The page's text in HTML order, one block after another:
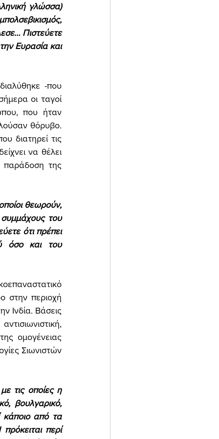
γλώσσα)
Πιστεύετε
Ευρασία και
-που
οι ταγοί
που ήταν
θόρυβο.
διατηρεί τις
να θέλει
παράδοση της
θεωρούν,
του
ότι πρέπει
όσο και του
στην περιοχή
Ινδία. Βάσεις
ομογένειας
Σιωνιστών
τις οποίες η
βουλγαρικό,
κάποιο από τα
περί